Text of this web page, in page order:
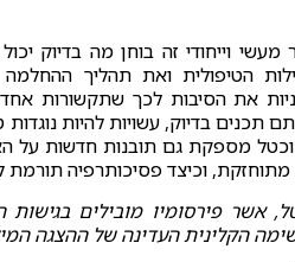
מעשי וייחודי זה בוחן מה בדיוק
הטיפולית ואת תהליך
את הסיבות לכך שתקשורות
תכנים בדיוק, עשויות להיות
מספקת גם תובנות חדשות על
מתוחזקת, וכיצד פסיכותרפיה תורמת
אשר פירסומיו מובילים בגישות
הקלינית העדינה של ההצגה